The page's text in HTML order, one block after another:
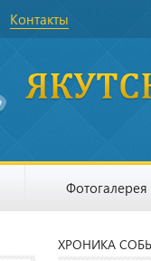
Контакты
Фотогалерея
ХРОНИКА